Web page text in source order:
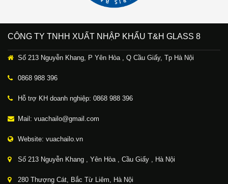
CÔNG TY TNHH XUẤT NHẬP KHẨU T&H GLASS 8
Số 213 Nguyễn Khang, P Yên Hòa , Q Cầu Giấy, Tp Hà Nội
0868 988 396
Hỗ trợ KH doanh nghiệp: 0868 988 396
Mail: vuachailo@gmail.com
Website: vuachailo.vn
Số 213 Nguyễn Khang , Yên Hòa , Cầu Giấy , Hà Nội
280 Thượng Cát, Bắc Từ Liêm, Hà Nội